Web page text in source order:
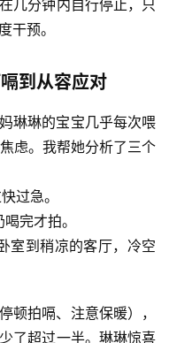
几分钟内自行停止，只
干预。
到从容应对
琳琳的宝宝几乎每次喂
虑。我帮她分析了三个
过急。
完才拍。
室到稍凉的客厅，冷空
顿拍嗝、注意保暖），
了超过一半。琳琳惊喜